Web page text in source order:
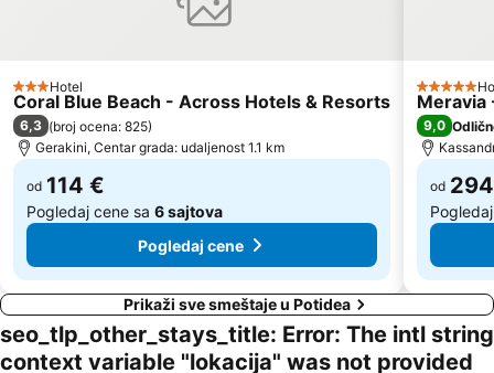
Pristanište Pirgadikja
Traditional Settlement of Nikiti
Sunshine
Historical Settlement of Arnaia
Porto Karras 2
3 Zvezdice
Hotel
Coral Blue Beach - Across Hotels & Resorts
6,3 (broj ocena: 825)
Gerakini, Centar grada: udaljenost 1.1 km
od 114 €
Pogledaj cene sa 6 sajtova
Pogledaj cene
5
Meravia
9,0
od
Prikaži sve smeštaje u Potidea
seo_tlp_other_stays_title: Error: The intl string
context variable "lokacija" was not provided